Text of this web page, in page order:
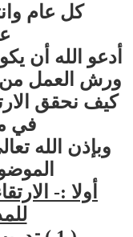
كل عام
أدعو الله أن
ورش العمل من
كيف نحقق
في
وبإذن الله
أولا :-